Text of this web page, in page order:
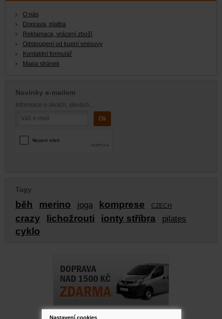
O nás
Doprava, platba
Reklamace, vrácení zboží
Odstoupení od kupní smlouvy
Kontaktní formulář
Mapa stránek
Novinky e-mailem
Informace o akcích, slevách...
Tagy
běh merino joga komprese CZECH
crazy lichožrouti ionty stříbra pilates
cyklo
Nastavení cookies